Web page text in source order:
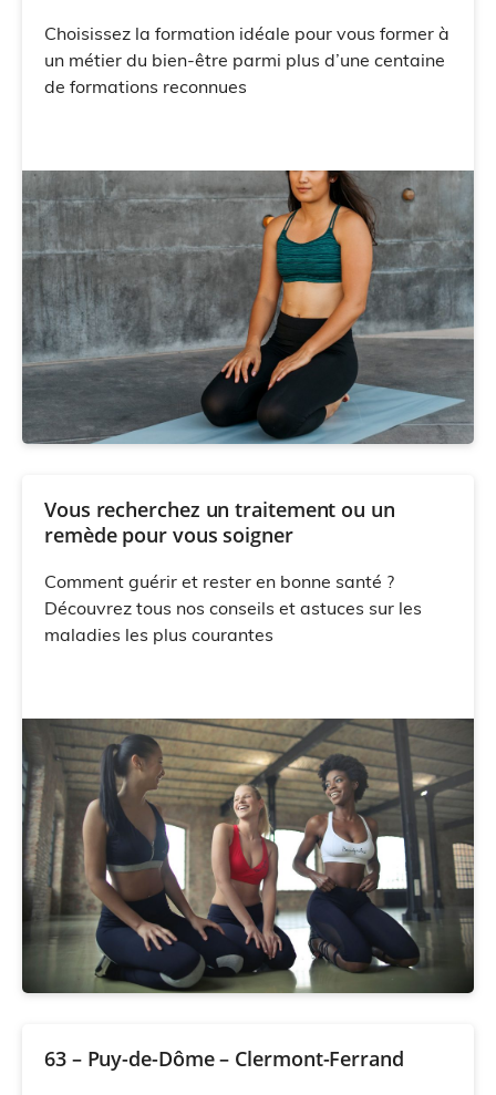
Choisissez la formation idéale pour vous former à
un métier du bien-être parmi plus d’une centaine
de formations reconnues
Vous recherchez un traitement ou un
remède pour vous soigner
Comment guérir et rester en bonne santé ?
Découvrez tous nos conseils et astuces sur les
maladies les plus courantes
63 – Puy-de-Dôme – Clermont-Ferrand